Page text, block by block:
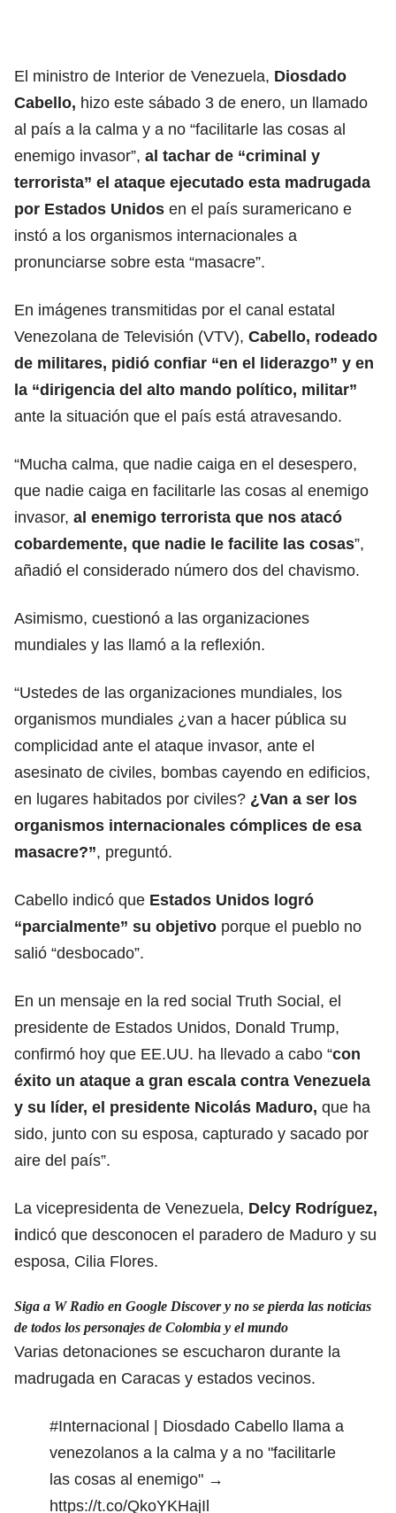
El ministro de Interior de Venezuela, Diosdado
Cabello, hizo este sábado 3 de enero, un llamado
al país a la calma y a no “facilitarle las cosas al
enemigo invasor”, al tachar de “criminal y
terrorista” el ataque ejecutado esta madrugada
por Estados Unidos en el país suramericano e
instó a los organismos internacionales a
pronunciarse sobre esta “masacre”.
En imágenes transmitidas por el canal estatal
Venezolana de Televisión (VTV), Cabello, rodeado
de militares, pidió confiar “en el liderazgo” y en
la “dirigencia del alto mando político, militar”
ante la situación que el país está atravesando.
“Mucha calma, que nadie caiga en el desespero,
que nadie caiga en facilitarle las cosas al enemigo
invasor, al enemigo terrorista que nos atacó
cobardemente, que nadie le facilite las cosas”,
añadió el considerado número dos del chavismo.
Asimismo, cuestionó a las organizaciones
mundiales y las llamó a la reflexión.
“Ustedes de las organizaciones mundiales, los
organismos mundiales ¿van a hacer pública su
complicidad ante el ataque invasor, ante el
asesinato de civiles, bombas cayendo en edificios,
en lugares habitados por civiles? ¿Van a ser los
organismos internacionales cómplices de esa
masacre?”, preguntó.
Cabello indicó que Estados Unidos logró
“parcialmente” su objetivo porque el pueblo no
salió “desbocado”.
En un mensaje en la red social Truth Social, el
presidente de Estados Unidos, Donald Trump,
confirmó hoy que EE.UU. ha llevado a cabo “con
éxito un ataque a gran escala contra Venezuela
y su líder, el presidente Nicolás Maduro, que ha
sido, junto con su esposa, capturado y sacado por
aire del país”.
La vicepresidenta de Venezuela, Delcy Rodríguez,
indicó que desconocen el paradero de Maduro y su
esposa, Cilia Flores.
Siga a W Radio en Google Discover y no se pierda las noticias
de todos los personajes de Colombia y el mundo
Varias detonaciones se escucharon durante la
madrugada en Caracas y estados vecinos.
#Internacional | Diosdado Cabello llama a
venezolanos a la calma y a no "facilitarle
las cosas al enemigo" →
https://t.co/QkoYKHajIl